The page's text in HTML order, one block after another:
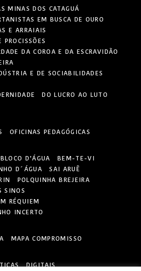
MINAS DOS CATAGUÁ
EM BUSCA DE OURO
E ARRAIAIS
DA COROA E DA ESCRAVIDÃO
E DE SOCIABILIDADES
DO LUCRO AO LUTO
OFICINAS PEDAGÓGICAS
D’ÁGUA
BEM-TE-VI
D´ÁGUA
SAI ARUÊ
POLQUINHA BREJEIRA
SINOS
RÉQUIEM
INCERTO
MAPA COMPROMISSO
DIGITAIS